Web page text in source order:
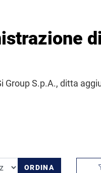
S.p.A., ditta
ORDINA